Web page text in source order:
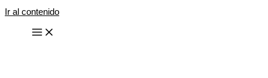
Ir al contenido